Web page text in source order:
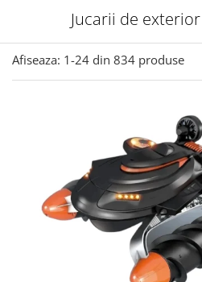
Jucarii de exterior
Afiseaza: 1-24 din 834 produse